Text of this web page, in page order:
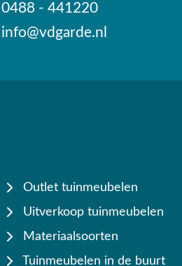
0488 - 441220
info@vdgarde.nl
Outlet tuinmeubelen
Uitverkoop tuinmeubelen
Materiaalsoorten
Tuinmeubelen in de buurt